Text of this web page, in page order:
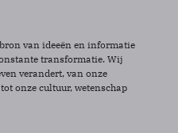
van ideeën en informatie
transformatie. Wij
verandert, van onze
onze cultuur, wetenschap